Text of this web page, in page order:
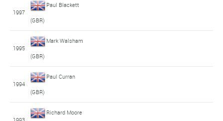
1997
Paul Blackett
(GBR)
1995
Mark Walsham
(GBR)
1994
Paul Curran
(GBR)
Richard Moore